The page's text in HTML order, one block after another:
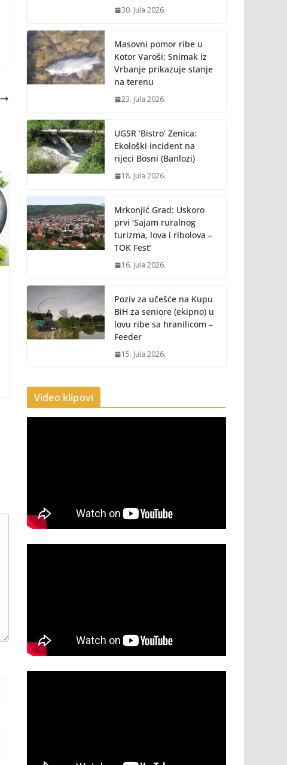
30. Jula 2026.
Masovni pomor ribe u
Kotor Varoši: Snimak iz
Vrbanje prikazuje stanje
na terenu
23. Jula 2026.
UGSR ‘Bistro’ Zenica:
Ekološki incident na
rijeci Bosni (Banlozi)
18. Jula 2026.
Mrkonjić Grad: Uskoro
prvi ‘Sajam ruralnog
turizma, lova i ribolova –
TOK Fest’
16. Jula 2026.
Poziv za učešće na Kupu
BiH za seniore (ekipno) u
lovu ribe sa hranilicom –
Feeder
15. Jula 2026.
Video klipovi